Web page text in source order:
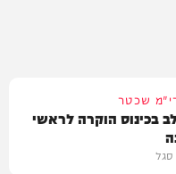
שכטר
בכינוס הוקרה לראשי
סגל